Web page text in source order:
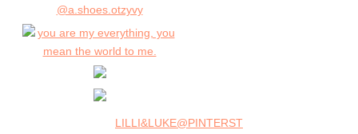
LILLI&LUKE@PINTERST